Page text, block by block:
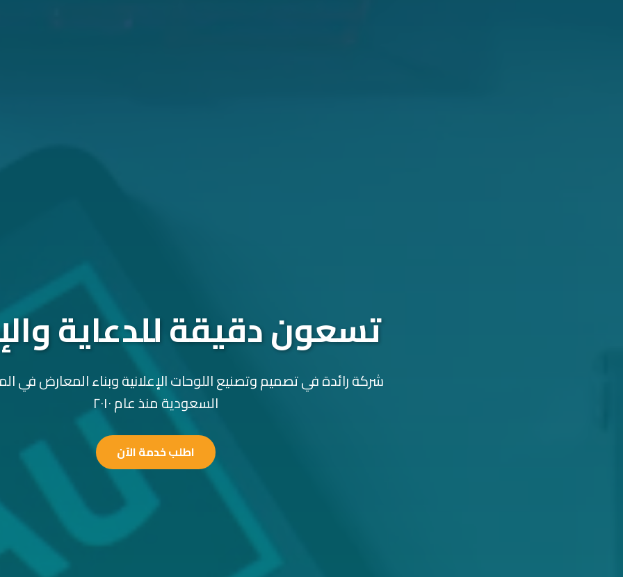
تسعون دقيقة للدعاية
شركة رائدة في تصميم وتصنيع اللوحات الإعلانية وبناء المعارض في
السعودية منذ عام ٢٠١٠
اطلب خدمة الآن